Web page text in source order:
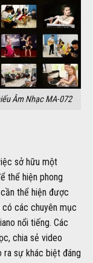
Âm Nhạc MA-072
sở hữu một
thể hiện phong
thể hiện được
các chuyên mục
nổi tiếng. Các
chia sẻ video
ra sự khác biệt đáng